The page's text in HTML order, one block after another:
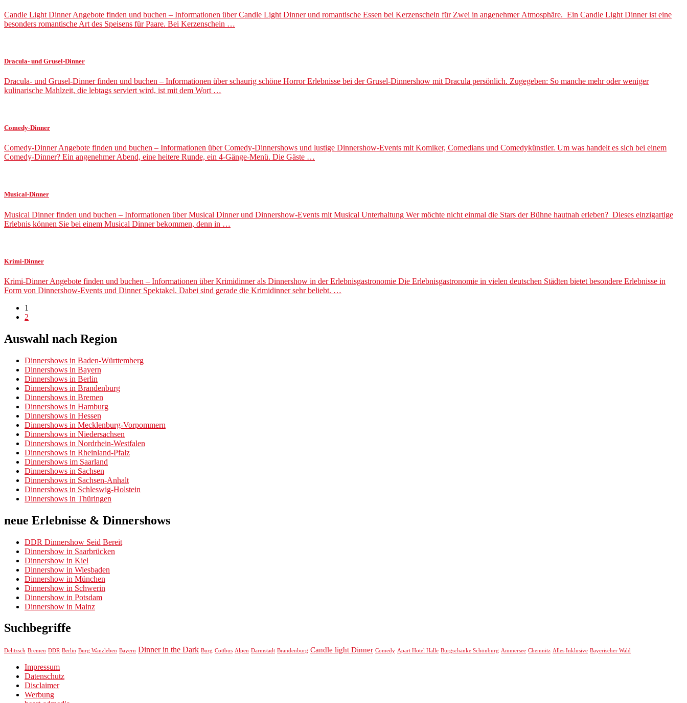
Candle Light Dinner Angebote finden und buchen – Informationen über Candle Light Dinner und romantische Essen bei Kerzenschein für Zwei in angenehmer Atmosphäre. Ein Candle Light Dinner ist eine
besonders romantische Art des Speisens für Paare. Bei Kerzenschein …
Dracula- und Grusel-Dinner
Dracula- und Grusel-Dinner finden und buchen – Informationen über schaurig schöne Horror Erlebnisse bei der Grusel-Dinnershow mit Dracula persönlich. Zugegeben: So manche mehr oder weniger
kulinarische Mahlzeit, die lebtags serviert wird, ist mit dem Wort …
Comedy-Dinner
Comedy-Dinner Angebote finden und buchen – Informationen über Comedy-Dinnershows und lustige Dinnershow-Events mit Komiker, Comedians und Comedykünstler. Um was handelt es sich bei einem
Comedy-Dinner? Ein angenehmer Abend, eine heitere Runde, ein 4-Gänge-Menü. Die Gäste …
Musical-Dinner
Musical Dinner finden und buchen – Informationen über Musical Dinner und Dinnershow-Events mit Musical Unterhaltung Wer möchte nicht einmal die Stars der Bühne hautnah erleben? Dieses einzigartige
Erlebnis können Sie bei einem Musical Dinner bekommen, denn in …
Krimi-Dinner
Krimi-Dinner Angebote finden und buchen – Informationen über Krimidinner als Dinnershow in der Erlebnisgastronomie Die Erlebnisgastronomie in vielen deutschen Städten bietet besondere Erlebnisse in
Form von Dinnershow-Events und Dinner Spektakel. Dabei sind gerade die Krimidinner sehr beliebt. …
1
2
Auswahl nach Region
Dinnershows in Baden-Württemberg
Dinnershows in Bayern
Dinnershows in Berlin
Dinnershows in Brandenburg
Dinnershows in Bremen
Dinnershows in Hamburg
Dinnershows in Hessen
Dinnershows in Mecklenburg-Vorpommern
Dinnershows in Niedersachsen
Dinnershows in Nordrhein-Westfalen
Dinnershows in Rheinland-Pfalz
Dinnershows im Saarland
Dinnershows in Sachsen
Dinnershows in Sachsen-Anhalt
Dinnershows in Schleswig-Holstein
Dinnershows in Thüringen
neue Erlebnisse & Dinnershows
DDR Dinnershow Seid Bereit
Dinnershow in Saarbrücken
Dinnershow in Kiel
Dinnershow in Wiesbaden
Dinnershow in München
Dinnershow in Schwerin
Dinnershow in Potsdam
Dinnershow in Mainz
Suchbegriffe
Delitzsch Bremen DDR Berlin Burg Wanzleben Bayern Dinner in the Dark Burg Cottbus Alpen Darmstadt Brandenburg Candle light Dinner Comedy Apart Hotel Halle Burgschänke Schönburg Ammersee Chemnitz Alles Inklusive Bayerischer Wald
Impressum
Datenschutz
Disclaimer
Werbung